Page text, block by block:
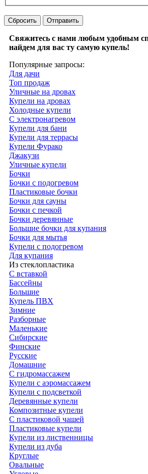
Сбросить Отправить
Свяжитесь с нами любым удобным
найдем для вас ту самую купель!
Популярные запросы:
Для дачи
Топ продаж
Уличные на дровах
Купели на дровах
Холодные купели
С электронагревом
Купели для бани
Купели для террасы
Купели Фурако
Джакузи
Уличные купели
Бочки
Бочки с подогревом
Пластиковые бочки
Бочки для сауны
Бочки с печкой
Бочки деревянные
Большие бочки для купания
Бочки для мытья
Купели с подогревом
Для купания
Из стеклопластика
С вставкой
Бассейны
Большие
Купель ПВХ
Зимние
Разборные
Маленькие
Сибирские
Финские
Русские
Домашние
С гидромассажем
Купели с аэромассажем
Купели с подсветкой
Деревянные купели
Композитные купели
С пластиковой чашей
Пластиковые купели
Купели из лиственницы
Купели из дуба
Круглые
Овальные